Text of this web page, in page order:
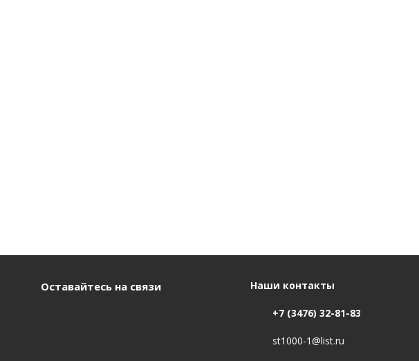
Оставайтесь на связи Наши контакты
+7 (3476) 32-81-83
st1000-1@list.ru